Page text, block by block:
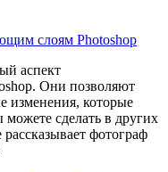
слоям Photoshop
аспект
Они позволяют
изменения, которые
можете сделать в других
фотограф